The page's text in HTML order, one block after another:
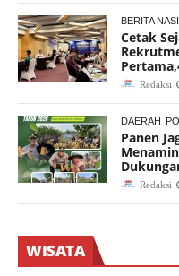
BERITA
Cetak
Redaksi
DAERAH
Panen
Redaksi
WISATA